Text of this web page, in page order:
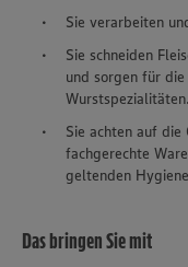
Sie verarbeiten
Sie schneiden
und sorgen für
Wurstspezialitäten.
Sie achten auf
fachgerechte
geltenden
Das bringen Sie mit